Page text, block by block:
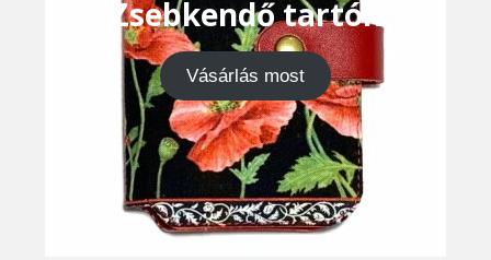
Zsebkendő tartók
Vásárlás most